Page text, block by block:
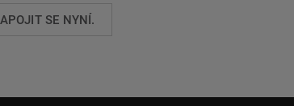
SE NYNÍ.